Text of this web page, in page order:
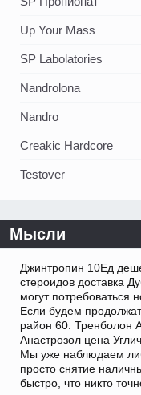
Up Your Mass
SP Labolatories
Nandrolona
Nandro
Creakic Hardcore
Testover
Мысли
Джинтропин 10Ед
стероидов доставка
могут потребоваться
Если будем
район 60. Тренболон
Анастрозол цена Углич.
Мы уже наблюдаем
просто снятие
быстро, что никто